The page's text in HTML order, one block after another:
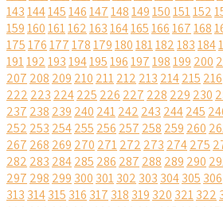
143144145146147148149150151152
159160161162163164165166167168
175176177178179180181182183184
191192193194195196197198199 200
207 208 209 210 211212 213 214215 216
222 223 224225 226 227 228 229 230
237 238 239 240 241242 243 244245
252 253 254255 256 257 258 259 260
267 268 269 270 271272 273 274275
282 283 284285 286 287 288 289 290
297 298 299 300 301302 303 304305 306
313 314315 316 317 318 319 320 321322